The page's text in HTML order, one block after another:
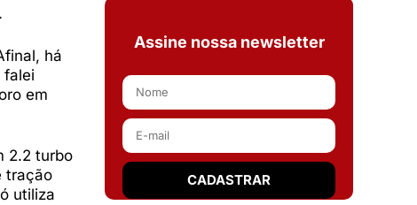
há
falei
em
2.2 turbo
tração
utiliza
Assine nossa newsletter